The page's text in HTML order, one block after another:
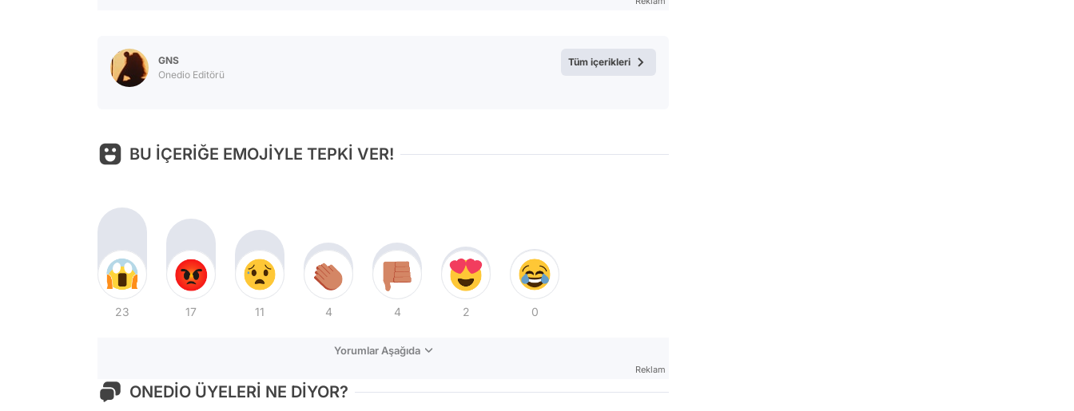
GNS
Onedio Editörü
Tüm içerikleri
BU İÇERİĞE EMOJİYLE TEPKİ VER!
23 17 11 4 4 2 0
Yorumlar Aşağıda
Reklam
ONEDİO ÜYELERİ NE DİYOR?